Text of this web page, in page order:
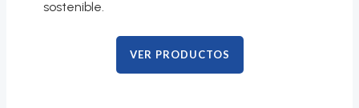
sostenible.
VER PRODUCTOS